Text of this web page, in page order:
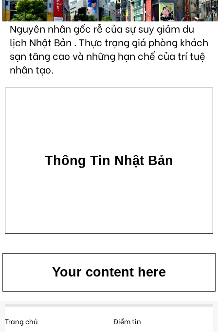
Nguyên nhân gốc rễ của sự suy giảm du
lịch Nhật Bản . Thực trạng giá phòng khách
sạn tăng cao và những hạn chế của trí tuệ
nhân tạo.
Thông Tin Nhật Bản
Your content here
Trang chủ
Điểm tin